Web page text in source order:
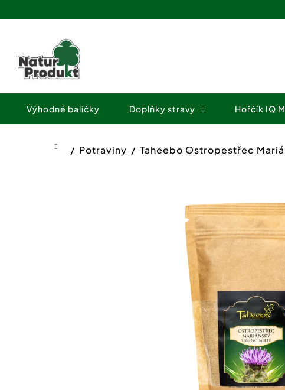
na
Výhodné balíčky Doplňky stravy Hořčík IQ
Domů
Potraviny Taheebo Ostropestřec
o
obchodu
obchodu
IQ MAG KŘEČE FORTE - SILNĚJŠÍ
211